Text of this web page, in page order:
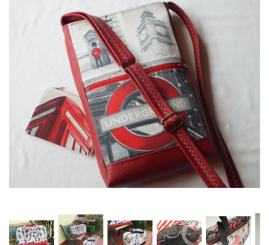
MOJE POSLEDNÍ PRÁCE
jk-laguna@seznam.cz